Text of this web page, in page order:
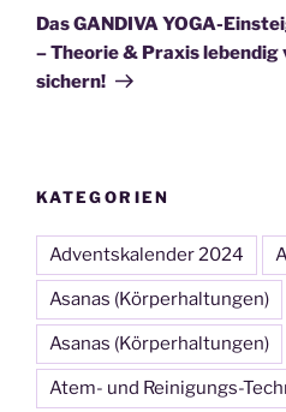
Beitrag
Das GANDIVA YOGA-
– Theorie & Praxis
sichern!
KATEGORIEN
Adventskalender 2024
Asanas (Körperhaltungen)
Asanas (Körperhaltungen)
Atem- und Reinigungs-